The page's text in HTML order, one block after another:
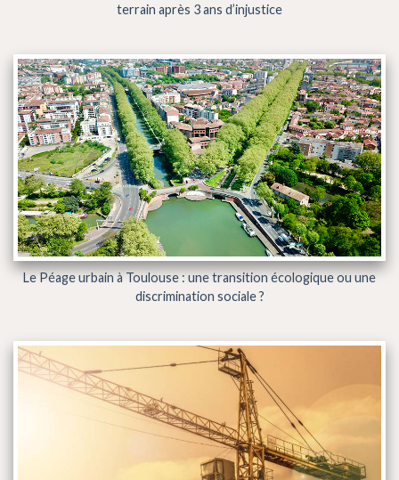
terrain après 3 ans d’injustice
Le Péage urbain à Toulouse : une transition écologique ou une
discrimination sociale ?